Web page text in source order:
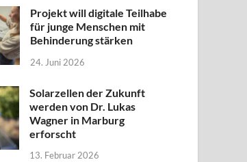
Projekt will digitale Teilhabe
für junge Menschen mit
Behinderung stärken
24. Juni 2026
Solarzellen der Zukunft
werden von Dr. Lukas
Wagner in Marburg
erforscht
13. Februar 2026